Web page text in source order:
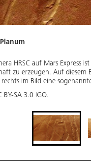
HRSC auf Mars Express
zu erzeugen. Auf
im Bild eine
BY-SA 3.0 IGO.